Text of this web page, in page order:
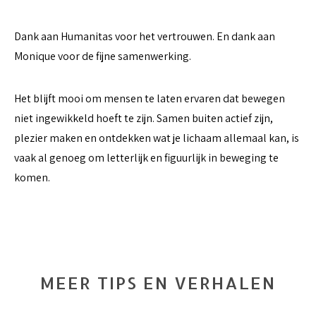
Dank aan Humanitas voor het vertrouwen. En dank aan
Monique voor de fijne samenwerking.
Het blijft mooi om mensen te laten ervaren dat bewegen
niet ingewikkeld hoeft te zijn. Samen buiten actief zijn,
plezier maken en ontdekken wat je lichaam allemaal kan, is
vaak al genoeg om letterlijk en figuurlijk in beweging te
komen.
MEER TIPS EN VERHALEN